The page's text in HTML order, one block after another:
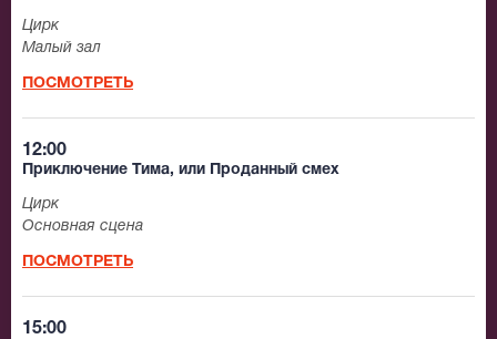
Цирк
Малый зал
ПОСМОТРЕТЬ
12:00
Приключение Тима, или Проданный смех
Цирк
Основная сцена
ПОСМОТРЕТЬ
15:00